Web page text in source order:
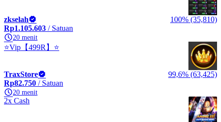
zkselah
100% (35,810)
Rp1.105.603 / Satuan
20 menit
⭐Vip【499R】⭐
TraxStore
99,6% (63,425)
Rp82.750 / Satuan
20 menit
2x Cash